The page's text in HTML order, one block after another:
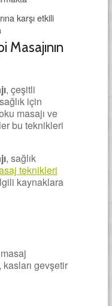
karşı etkili
, çeşitli
için
masajı ve
bu teknikleri
, sağlık
teknikleri
kaynaklara
gevşetir